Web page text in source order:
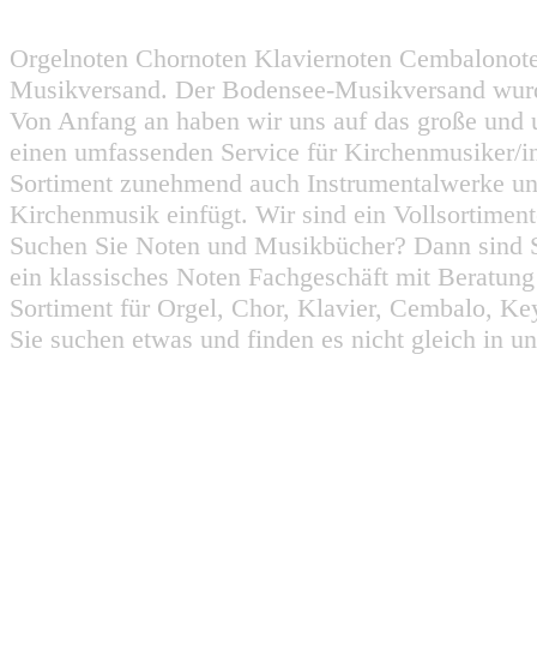
Orgelnoten Chornoten Klaviernoten
Musikversand. Der Bodensee-Musikversand
Von Anfang an haben wir uns auf das große
einen umfassenden Service für
Sortiment zunehmend auch Instrumentalwerke
Kirchenmusik einfügt. Wir sind ein
Suchen Sie Noten und Musikbücher? Dann
ein klassisches Noten Fachgeschäft mit
Sortiment für Orgel, Chor, Klavier, Cembalo,
Sie suchen etwas und finden es nicht gleich in